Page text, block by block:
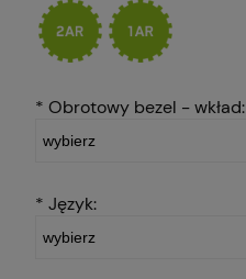
* Obrotowy bezel - wkład:
* Język: